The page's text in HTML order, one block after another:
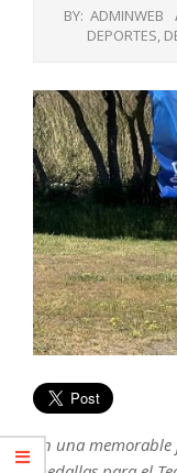
BY: ADMINWEB
DEPORTES,
En una